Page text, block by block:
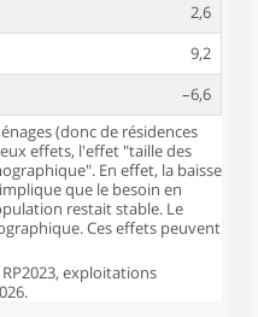
2,6
9,2
–6,6
(donc de résidences
effets, l'effet "taille des
En effet, la baisse
que le besoin en
restait stable. Le
Ces effets peuvent
RP2023, exploitations